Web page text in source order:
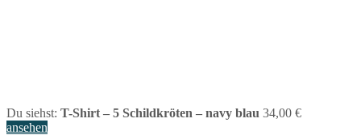
Du siehst: T-Shirt – 5 Schildkröten – navy blau 34,00 €
ansehen